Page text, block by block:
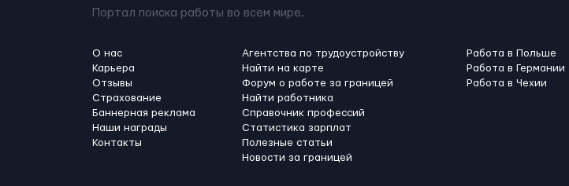
Портал поиска работы во всем мире.
О нас
Карьера
Отзывы
Страхование
Баннерная реклама
Наши награды
Контакты
Агентства по трудоустройству
Найти на карте
Форум о работе за границей
Найти работника
Справочник профессий
Статистика зарплат
Полезные статьи
Новости за границей
Работа в Польше
Работа в Германии
Работа в Чехии